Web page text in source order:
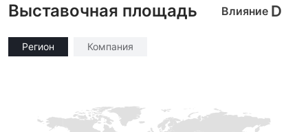
Выставочная площадь Влияние D
Регион Компания